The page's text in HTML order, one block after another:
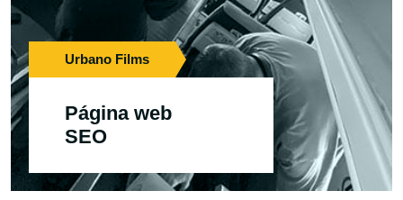
Urbano Films
Página web
SEO